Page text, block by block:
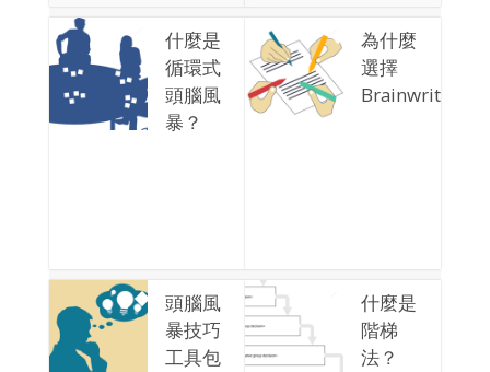
什麼是
循環式
頭腦風
暴？
為什麼
選擇
Brainwriting？
頭腦風
暴技巧
工具包
什麼是
階梯
法？